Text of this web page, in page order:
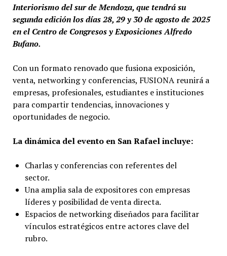
Interiorismo del sur de Mendoza, que tendrá su
segunda edición los días 28, 29 y 30 de agosto de 2025
en el Centro de Congresos y Exposiciones Alfredo
Bufano.
Con un formato renovado que fusiona exposición,
venta, networking y conferencias, FUSIONA reunirá a
empresas, profesionales, estudiantes e instituciones
para compartir tendencias, innovaciones y
oportunidades de negocio.
La dinámica del evento en San Rafael incluye:
Charlas y conferencias con referentes del
sector.
Una amplia sala de expositores con empresas
líderes y posibilidad de venta directa.
Espacios de networking diseñados para facilitar
vínculos estratégicos entre actores clave del
rubro.